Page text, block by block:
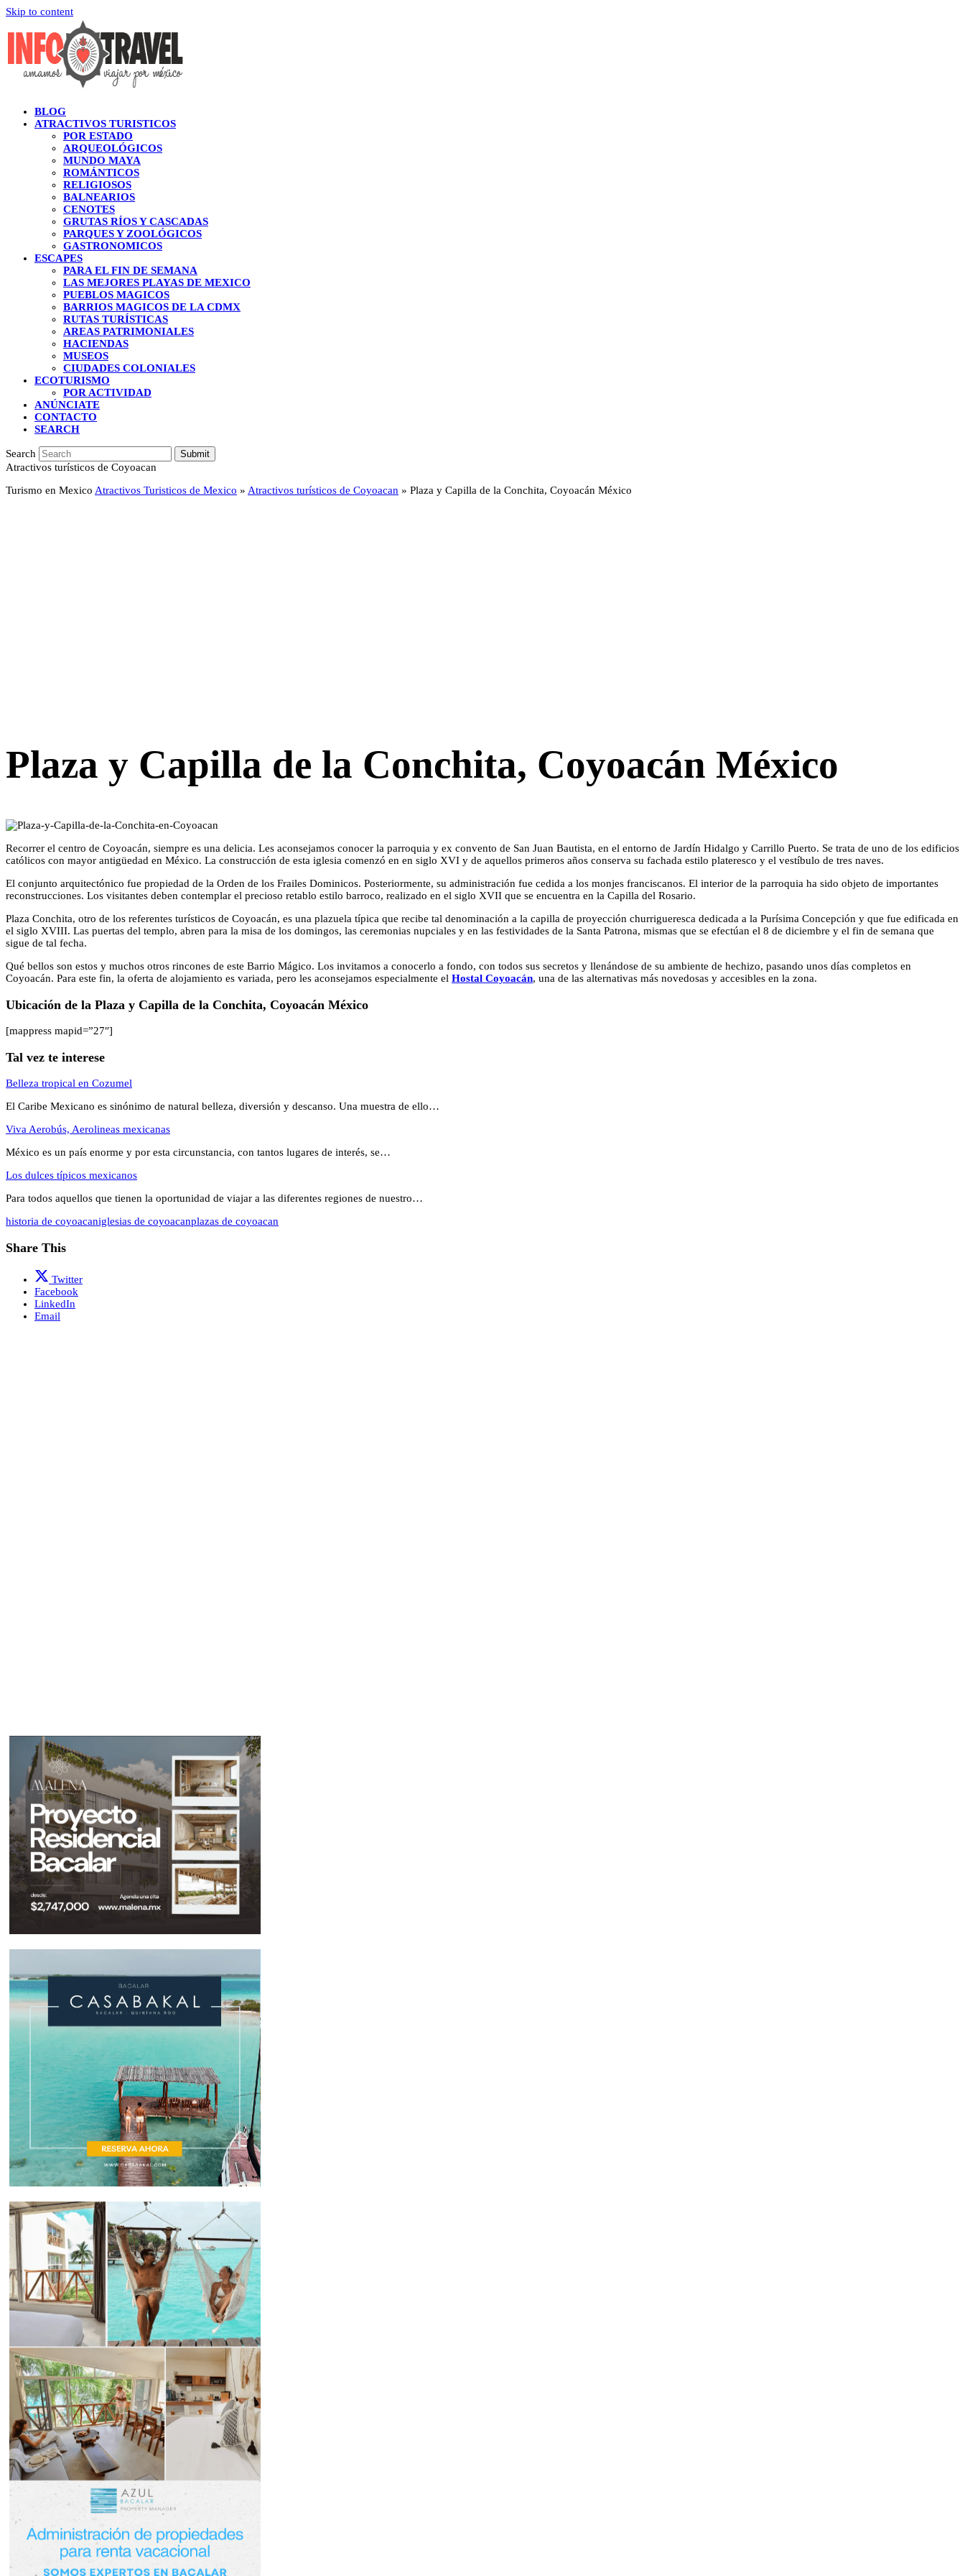
Skip to content
BLOG
ATRACTIVOS TURISTICOS
POR ESTADO
ARQUEOLÓGICOS
MUNDO MAYA
ROMÁNTICOS
RELIGIOSOS
BALNEARIOS
CENOTES
GRUTAS RÍOS Y CASCADAS
PARQUES Y ZOOLÓGICOS
GASTRONOMICOS
ESCAPES
PARA EL FIN DE SEMANA
LAS MEJORES PLAYAS DE MEXICO
PUEBLOS MAGICOS
BARRIOS MAGICOS DE LA CDMX
RUTAS TURÍSTICAS
AREAS PATRIMONIALES
HACIENDAS
MUSEOS
CIUDADES COLONIALES
ECOTURISMO
POR ACTIVIDAD
ANÚNCIATE
CONTACTO
SEARCH
Search Submit
Atractivos turísticos de Coyoacan
Turismo en Mexico Atractivos Turisticos de Mexico » Atractivos turísticos de Coyoacan » Plaza y Capilla de la Conchita, Coyoacán México
Plaza y Capilla de la Conchita, Coyoacán México
Recorrer el centro de Coyoacán, siempre es una delicia. Les aconsejamos conocer la parroquia y ex convento de San Juan Bautista, en el entorno de Jardín Hidalgo y Carrillo Puerto. Se trata de uno de los edificios
católicos con mayor antigüedad en México. La construcción de esta iglesia comenzó en en siglo XVI y de aquellos primeros años conserva su fachada estilo plateresco y el vestíbulo de tres naves.
El conjunto arquitectónico fue propiedad de la Orden de los Frailes Dominicos. Posteriormente, su administración fue cedida a los monjes franciscanos. El interior de la parroquia ha sido objeto de importantes
reconstrucciones. Los visitantes deben contemplar el precioso retablo estilo barroco, realizado en el siglo XVII que se encuentra en la Capilla del Rosario.
Plaza Conchita, otro de los referentes turísticos de Coyoacán, es una plazuela típica que recibe tal denominación a la capilla de proyección churrigueresca dedicada a la Purísima Concepción y que fue edificada en
el siglo XVIII. Las puertas del templo, abren para la misa de los domingos, las ceremonias nupciales y en las festividades de la Santa Patrona, mismas que se efectúan el 8 de diciembre y el fin de semana que
sigue de tal fecha.
Qué bellos son estos y muchos otros rincones de este Barrio Mágico. Los invitamos a conocerlo a fondo, con todos sus secretos y llenándose de su ambiente de hechizo, pasando unos días completos en
Coyoacán. Para este fin, la oferta de alojamiento es variada, pero les aconsejamos especialmente el Hostal Coyoacán, una de las alternativas más novedosas y accesibles en la zona.
Ubicación de la Plaza y Capilla de la Conchita, Coyoacán México
[mappress mapid=”27″]
Tal vez te interese
Belleza tropical en Cozumel
El Caribe Mexicano es sinónimo de natural belleza, diversión y descanso. Una muestra de ello…
Viva Aerobús, Aerolineas mexicanas
México es un país enorme y por esta circunstancia, con tantos lugares de interés, se…
Los dulces típicos mexicanos
Para todos aquellos que tienen la oportunidad de viajar a las diferentes regiones de nuestro…
historia de coyoacaniglesias de coyoacanplazas de coyoacan
Share This
Twitter
Facebook
LinkedIn
Email